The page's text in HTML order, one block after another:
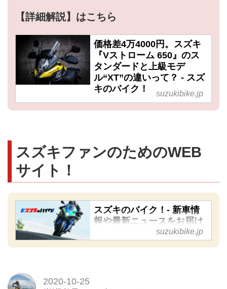
【詳細解説】はこちら
価格差4万4000円。スズキ
『Vストローム 650』のス
タンダードと上級モデ
ル“XT”の違いって？ - スズ
キのバイク！
suzukibike.jp
スズキファンのためのWEB
サイト！
スズキのバイク！- 新車情
報や最新ニュースをお届け
スズキが好き！ その気持ちを
suzukibike.jp
2020-10-25